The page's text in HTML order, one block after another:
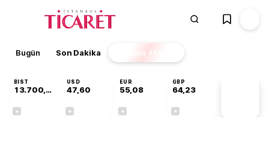
Bugün Son Dakika Finans EKSTRA
BIST
13.700,08
USD
47,60
EUR
55,08
GBP
64,23